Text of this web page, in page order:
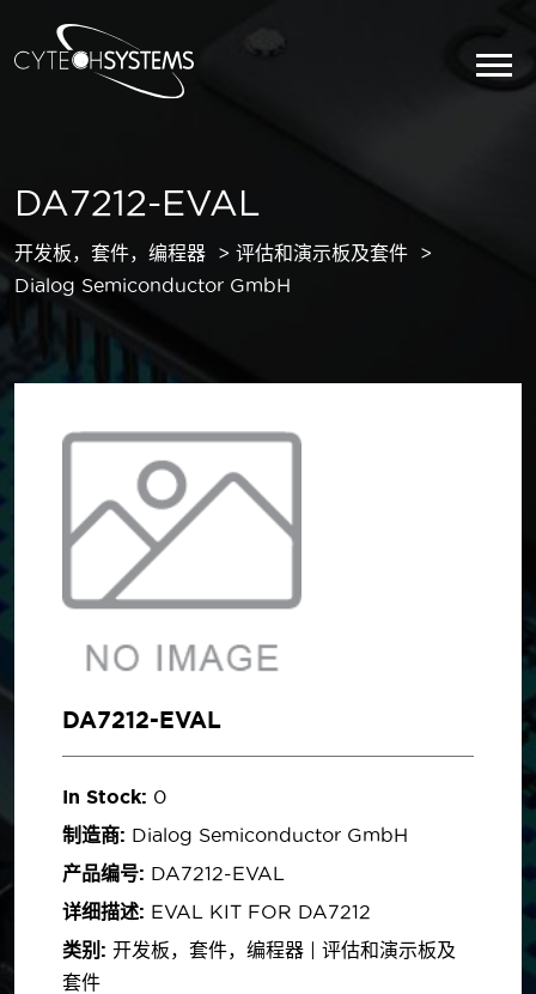
DA7212-EVAL
开发板，套件，编程器
评估和演示板及套件
Dialog Semiconductor GmbH
DA7212-EVAL
In Stock: 0
制造商: Dialog Semiconductor GmbH
产品编号: DA7212-EVAL
详细描述: EVAL KIT FOR DA7212
类别: 开发板，套件，编程器 | 评估和演示板及
套件